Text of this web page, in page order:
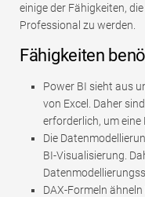
einige der Fähigkeiten,
Professional zu werden.
Fähigkeiten
Power BI sieht aus
von Excel. Daher
erforderlich, um eine
Die
BI-Visualisierung.
DAX-Formeln